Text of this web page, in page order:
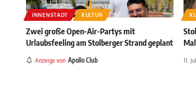
INNENSTADT KULTUR
Zwei große Open-Air-Partys mit
Urlaubsfeeling am Stolberger Strand geplant
Anzeige von Apollo Club 11.